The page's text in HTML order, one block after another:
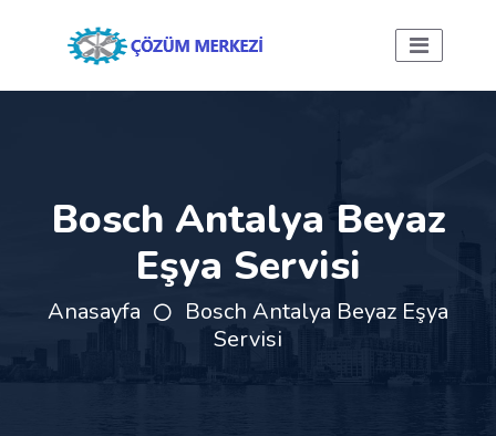
Bosch Antalya Beyaz
Eşya Servisi
Anasayfa
Bosch Antalya Beyaz Eşya
Servisi